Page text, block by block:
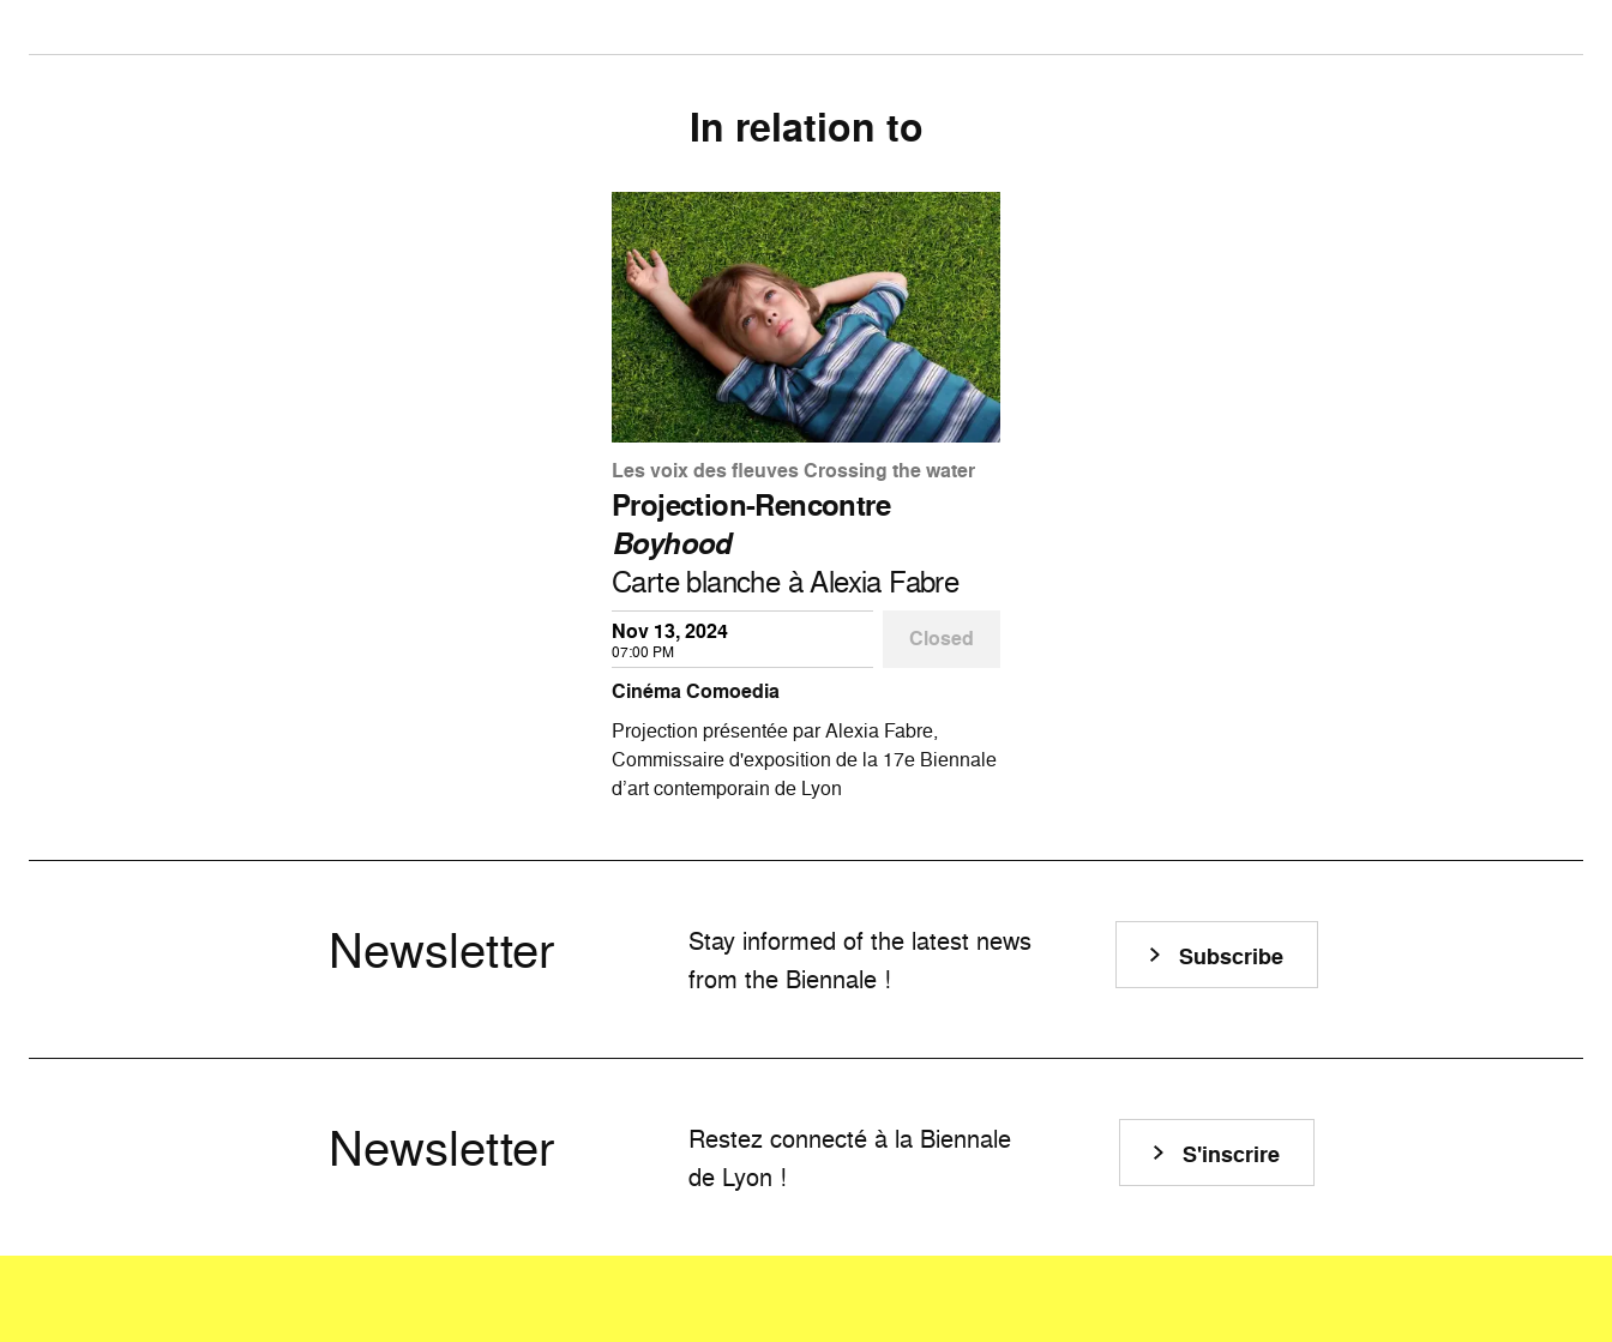
In relation to
Les voix des fleuves Crossing the water
Projection-Rencontre
Boyhood
Carte blanche à Alexia Fabre
Nov 13, 2024
07:00 PM
Closed
Cinéma Comoedia
Projection présentée par Alexia Fabre,
Commissaire d'exposition de la 17e Biennale
d’art contemporain de Lyon
Newsletter
Stay informed of the latest news
from the Biennale !
Subscribe
Newsletter
Restez connecté à la Biennale
de Lyon !
S'inscrire